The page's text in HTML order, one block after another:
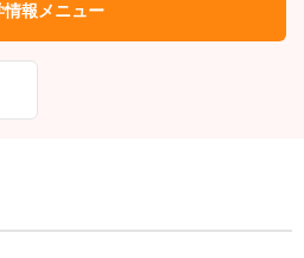
情報 メニュー